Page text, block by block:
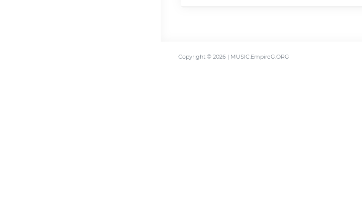
Copyright © 2026 | MUSIC.EmpireG.ORG